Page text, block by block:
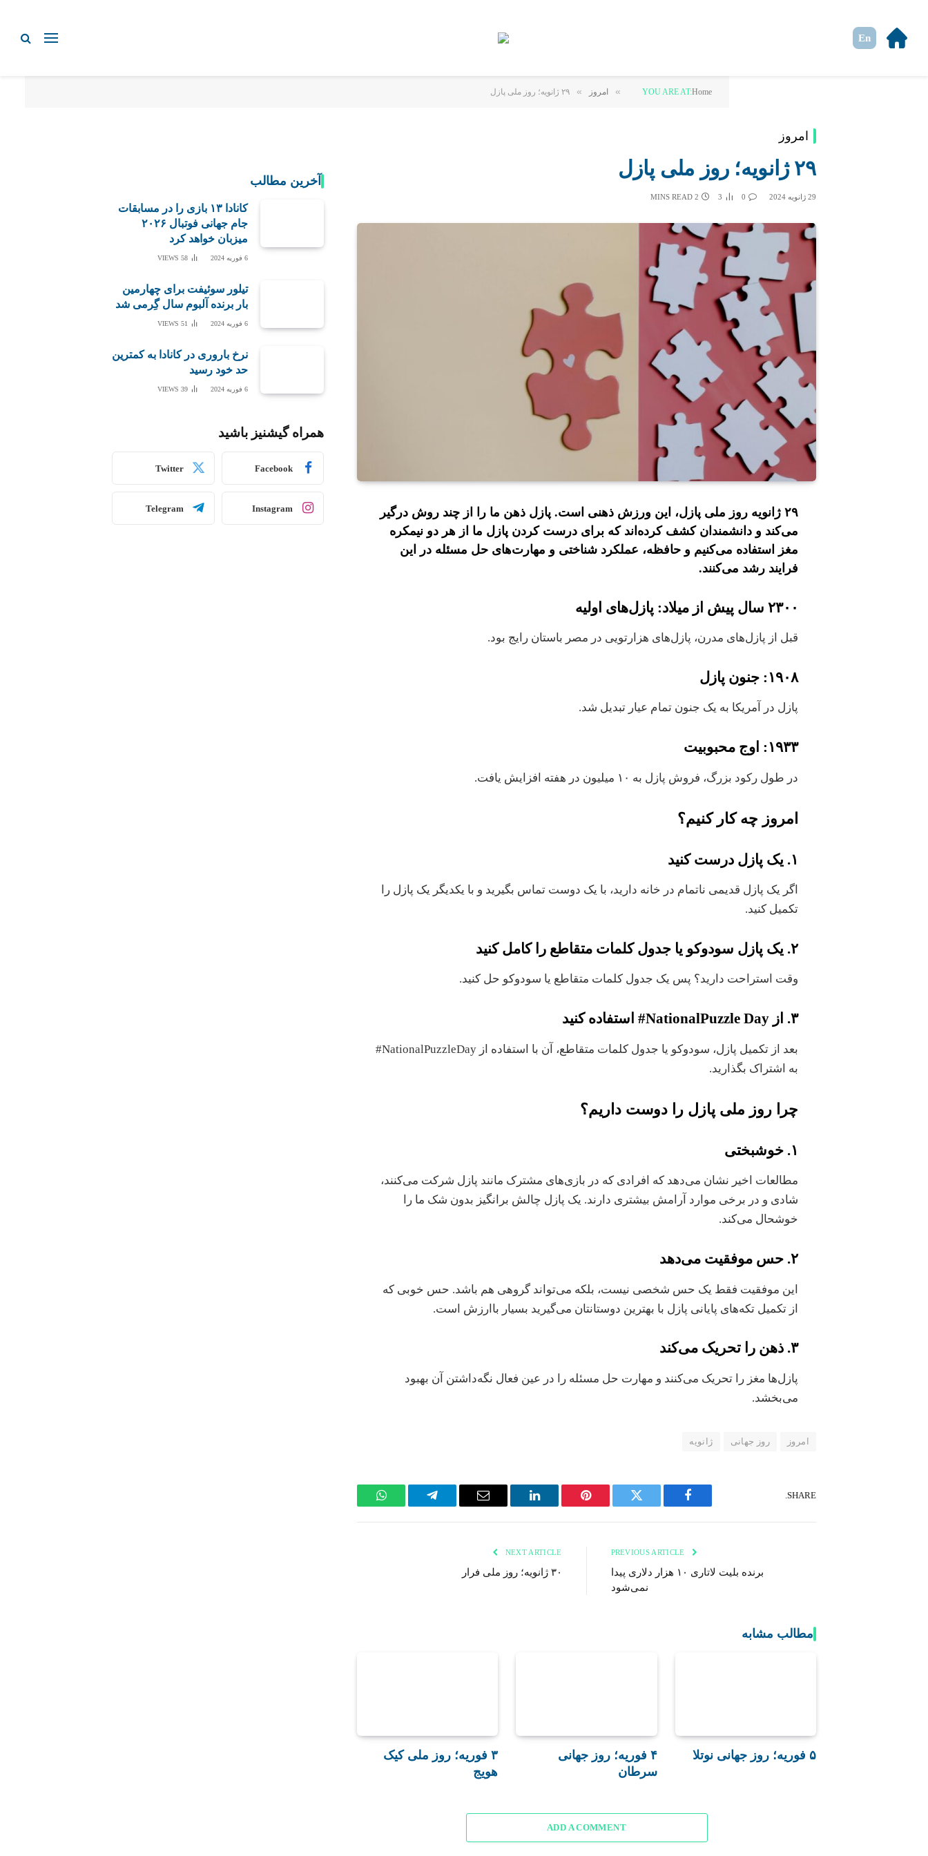
En
YOU ARE AT:Home
» امروز » ٢٩ ژانویه؛ روز ملی پازل
امروز
٢٩ ژانویه؛ روز ملی پازل
29 ژانویه 2024 0
3
2 MINS READ
٢٩ ژانویه روز ملی پازل، این ورزش ذهنی است. پازل ذهن ما را از چند روش درگیر
می‌کند و دانشمندان کشف کرده‌اند که برای درست کردن پازل ما از هر دو نیمکره
مغز استفاده می‌کنیم و حافظه، عملکرد شناختی و مهارت‌های حل مسئله در این
فرایند رشد می‌کنند.
٢٣٠٠ سال پیش از میلاد: پازل‌های اولیه
قبل از پازل‌های مدرن، پازل‌های هزارتویی در مصر باستان رایج بود.
١٩٠٨: جنون پازل
پازل در آمریکا به یک جنون تمام عیار تبدیل شد.
١٩٣٣: اوج محبوبیت
در طول رکود بزرگ، فروش پازل به ١٠ میلیون در هفته افزایش یافت.
امروز چه کار کنیم؟
١. یک پازل درست کنید
اگر یک پازل قدیمی ناتمام در خانه دارید، با یک دوست تماس بگیرید و با یکدیگر یک پازل را
تکمیل کنید.
٢. یک پازل سودوکو یا جدول کلمات متقاطع را کامل کنید
وقت استراحت دارید؟ پس یک جدول کلمات متقاطع یا سودوکو حل کنید.
٣. از NationalPuzzle Day# استفاده کنید
بعد از تکمیل پازل، سودوکو یا جدول کلمات متقاطع، آن با استفاده از NationalPuzzleDay#
به اشتراک بگذارید.
چرا روز ملی پازل را دوست داریم؟
١. خوشبختی
مطالعات اخیر نشان می‌دهد که افرادی که در بازی‌های مشترک مانند پازل شرکت می‌کنند،
شادی و در برخی موارد آرامش بیشتری دارند. یک پازل چالش برانگیز بدون شک ما را
خوشحال می‌کند.
٢. حس موفقیت می‌دهد
این موفقیت فقط یک حس شخصی نیست، بلکه می‌تواند گروهی هم باشد. حس خوبی که
از تکمیل تکه‌های پایانی پازل با بهترین دوستانتان می‌گیرید بسیار باارزش است.
٣. ذهن را تحریک می‌کند
پازل‌ها مغز را تحریک می‌کنند و مهارت حل مسئله را در عین فعال نگه‌داشتن آن بهبود
می‌بخشد.
امروز روز جهانی ژانویه
SHARE.
Facebook
Twitter
Pinterest
LinkedIn
Email
Telegram
WhatsApp
برنده بلیت لاتاری ۱۰ هزار دلاری پیدا
نمی‌شود
NEXT ARTICLE
٣٠ ژانویه؛ روز ملی فرار
مطالب مشابه
۵ فوریه؛ روز جهانی نوتلا
۴ فوریه؛ روز جهانی
سرطان
٣ فوریه؛ روز ملی کیک
هویج
ADD A COMMENT
آخرین مطالب
کانادا ۱۳ بازی را در مسابقات
جام جهانی فوتبال ۲۰۲۶
میزبان خواهد کرد
6 فوریه 2024 58
VIEWS
تیلور سوئیفت برای چهارمین
بار برنده آلبوم سال گِرمی شد
6 فوریه 2024 51
VIEWS
نرخ باروری در کانادا به کمترین
حد خود رسید
6 فوریه 2024 39
VIEWS
همراه گیشنیز باشید
Facebook
Twitter
Instagram
Telegram